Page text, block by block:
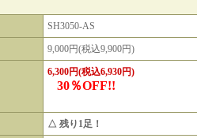
SH3050-AS
9,000円(税込9,900円)
6,300円(税込6,930円)
30％OFF!!
△ 残り1足！